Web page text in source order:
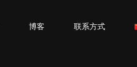
博客 联系方式